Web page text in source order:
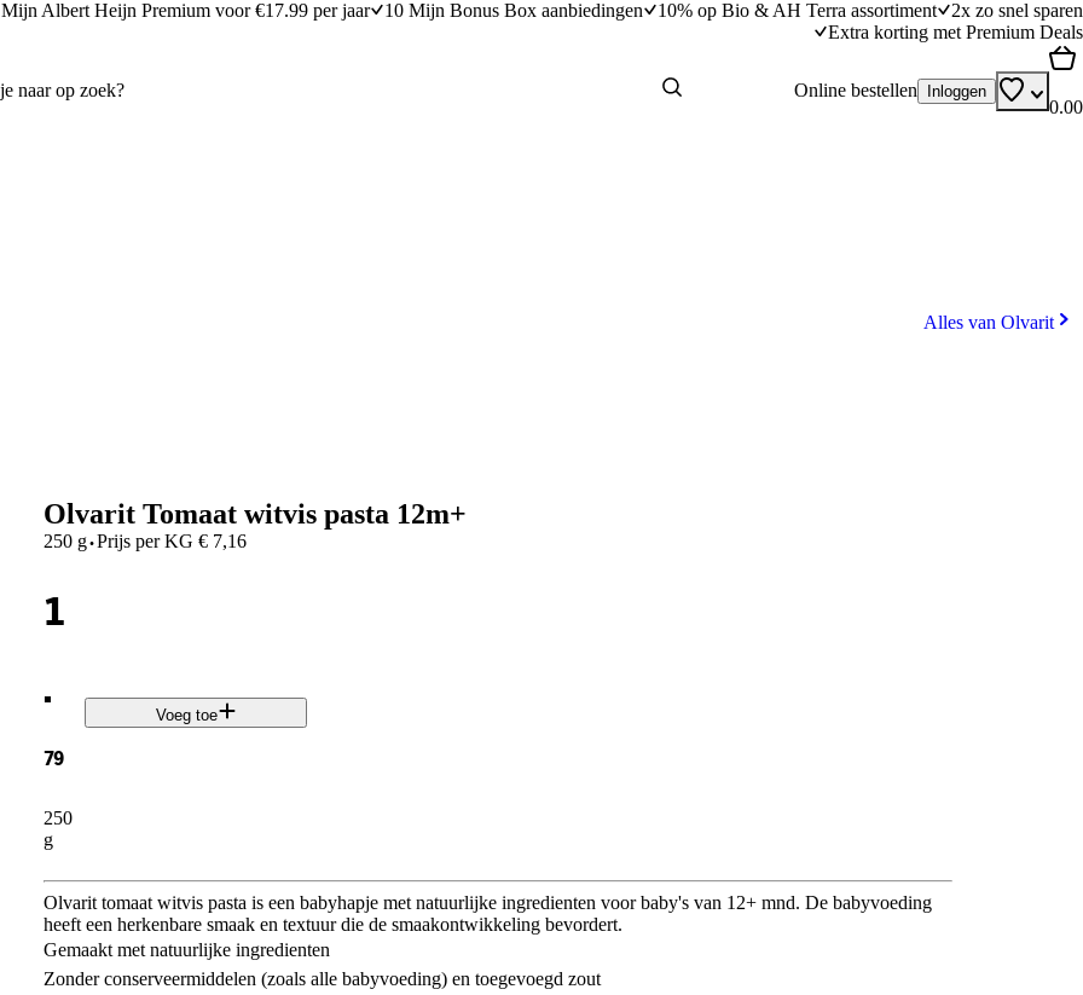
Mijn Albert Heijn Premium voor €17.99 per jaar 10 Mijn Bonus Box aanbiedingen 10% op Bio & AH Terra assortiment
2x zo snel sparen
Extra korting met Premium Deals
Online bestellen Inloggen
0.00
Alles van Olvarit
Olvarit Tomaat witvis pasta 12m+
250 g·Prijs per KG € 7,16
1
.
79
250
g
Voeg toe
Olvarit tomaat witvis pasta is een babyhapje met natuurlijke ingredienten voor baby's van 12+ mnd. De babyvoeding
heeft een herkenbare smaak en textuur die de smaakontwikkeling bevordert.
Gemaakt met natuurlijke ingredienten
Zonder conserveermiddelen (zoals alle babyvoeding) en toegevoegd zout